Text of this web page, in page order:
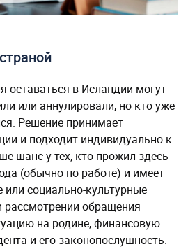
оставаться в Исландии могут
или аннулировали, но кто уже
Решение принимает
и подходит индивидуально к
шанс у тех, кто прожил здесь
(обычно по работе) и имеет
социально-культурные
рассмотрении обращения
на родине, финансовую
и его законопослушность.